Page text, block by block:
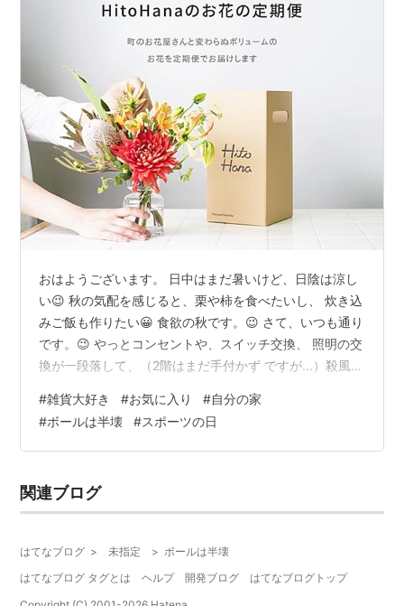
おはようございます。 日中はまだ暑いけど、日陰は涼し
い😉 秋の気配を感じると、栗や柿を食べたいし、 炊き込
みご飯も作りたい😀 食欲の秋です。😉 さて、いつも通り
です。😉 やっとコンセントや、スイッチ交換、 照明の交
換が一段落して、（2階はまだ手付かず ですが...）殺風景
色々装飾😉 自分好みの物ばかりを🙌 借家だった時は、い
ずれ引越すかもと思って、 物を買えずにいましたが、今
は自分の家😉 もう引越す事もないはず...😀 幸せです。毎
を購入しちゃいました。😀 花瓶とサンキャッチャー😉 届
く…
#雑貨大好き #お気に入り #自分の家
#ボールは半壊 #スポーツの日
関連ブログ
はてなブログ > 未指定 > ボールは半壊
はてなブログ タグとは
ヘルプ 開発ブログ
はてなブログトップ